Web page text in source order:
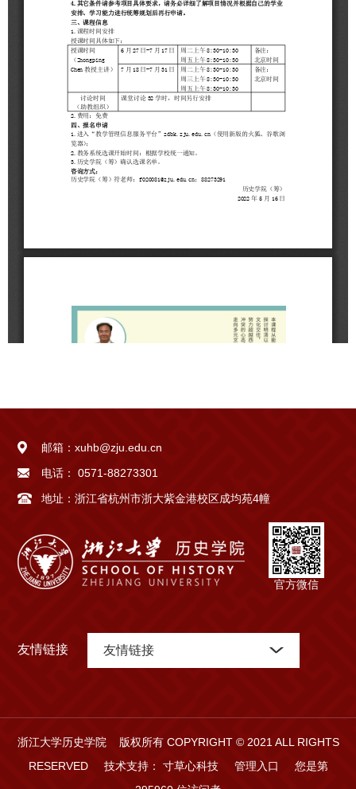
邮箱：xuhb@zju.edu.cn
电话：
0571-88273301
地址：浙江省杭州市浙大紫金港校区成均苑4幢
官方微信
友情链接 友情链接
浙江大学历史学院 版权所有 COPYRIGHT © 2021 ALL RIGHTS
RESERVED
技术支持： 寸草心科技 管理入口
您是第